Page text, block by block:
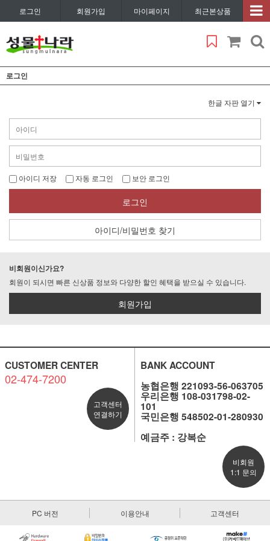
로그인 회원가입 마이페이지 최근본상품
로그인
한글 자판 열기
아이디 저장 자동 로그인 보안 로그인
로그인
아이디/비밀번호 찾기
비회원이신가요?
회원이 되시면 빠른 신상품 정보와 다양한 할인 혜택을 받으실 수 있습니다.
회원가입
CUSTOMER CENTER
02-474-7200
고객센터
연결하기
BANK ACCOUNT
농협은행 221093-56-063705
우리은행 108-031798-02-
101
국민은행 548502-01-280930
예금주 : 강복순
비회원
1:1 문의
PC 버전 이용안내 고객센터